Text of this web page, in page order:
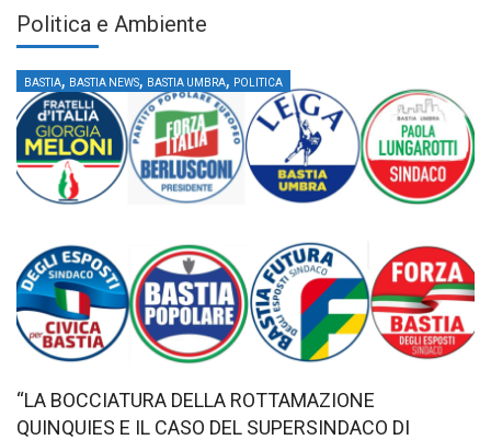
Politica e Ambiente
BASTIA, BASTIA NEWS, BASTIA UMBRA, POLITICA
“LA BOCCIATURA DELLA ROTTAMAZIONE
QUINQUIES E IL CASO DEL SUPERSINDACO DI